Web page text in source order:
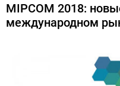
MIPCOM 2018:
международном